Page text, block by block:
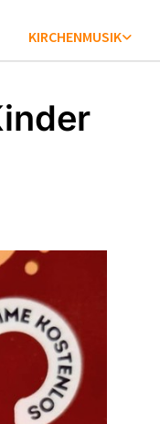
KIRCHENMUSIK